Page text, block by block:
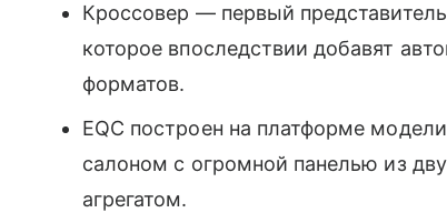
Кроссовер — первый
которое впоследствии добавят
форматов.
EQC построен на платформе
салоном с огромной панелью из
агрегатом.